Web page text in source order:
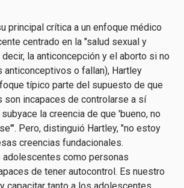
principal crítica a un enfoque médico
centrado en la "salud sexual y
la anticoncepción y el aborto si no
anticonceptivos o fallan), Hartley
típico parte del supuesto de que
son incapaces de controlarse a sí
la creencia de que 'bueno, no
Pero, distinguió Hartley, "no estoy
creencias fundacionales.
adolescentes como personas
de tener autocontrol. Es nuestro